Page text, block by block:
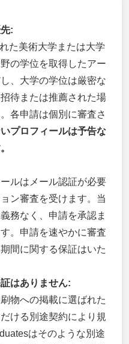
:
た美術大学または大学
の学位を取得したアー
、大学の学位は厳密な
待または推薦された場
各申請は個別に審査さ
プロフィールは予告な
ルはメール認証が必要
ン審査を受けます。当
務なく、申請を承認ま
。申請を速やかに審査
間に関する保証はいた
はありません:
物への掲載に選ばれた
ける別途契約により規
はそのような別途